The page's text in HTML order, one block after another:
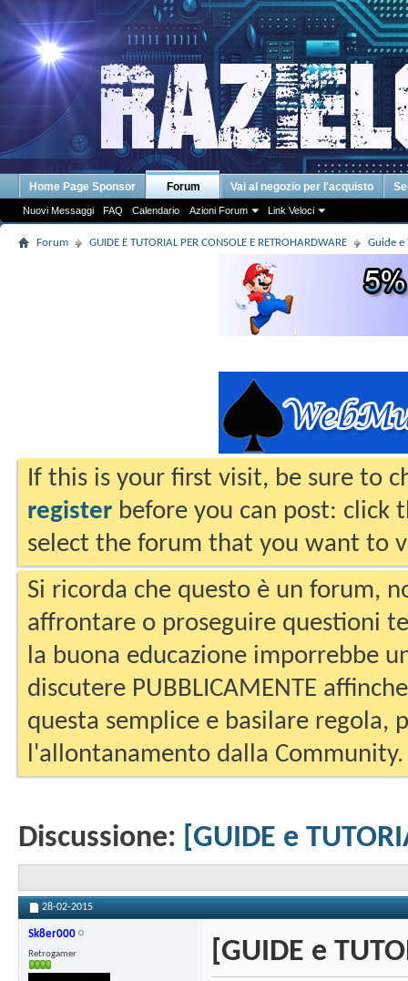
Home Page Sponsor Forum
Nuovi Messaggi FAQ Calendario Azioni Forum Link Veloci
Vai al negozio per l'acquisto
Forum GUIDE E TUTORIAL PER CONSOLE E RETROHARDWARE Guide e
If this is your first visit, be sure to
register before you can post: click
select the forum that you want to
Si ricorda che questo è un forum,
affrontare o proseguire questioni
la buona educazione imporrebbe
discutere PUBBLICAMENTE
questa semplice e basilare regola,
l'allontanamento dalla Community.
Discussione: [GUIDE e
28-02-2015
Sk8er000
Retrogamer [GUIDE e